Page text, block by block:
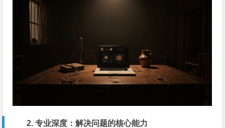
2. 专业深度：解决问题的核心能力